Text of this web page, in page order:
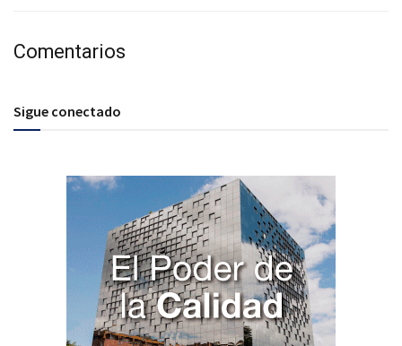
Comentarios
Sigue conectado